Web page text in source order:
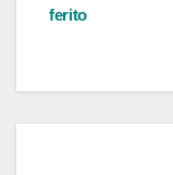
ferito